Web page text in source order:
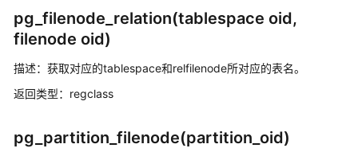
南
发
指
布
pg_filenode_relation(tablespace oid,
filenode oid)
描述：获取对应的tablespace和relfilenode所对应的表名。
返回类型：regclass
pg_partition_filenode(partition_oid)